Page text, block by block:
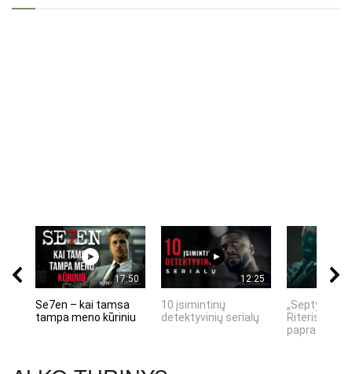
17:50
Se7en – kai tamsa
tampa meno kūriniu
12:25
10 įsimintinų
detektyvinių serialų
„Septynių
Riteris" – kai